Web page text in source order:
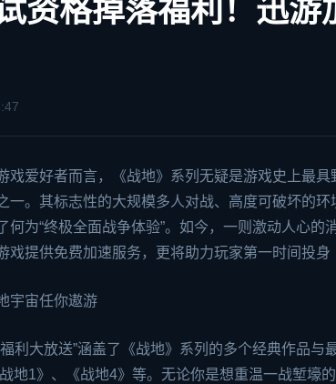
资格掉落福利！迅
戏爱好者而言，《战地》系列无疑是游戏史上最
一。其标志性的大规模多人对战、高度可破坏的
何为“终极全面战争体验”。如今，一则激动人心
戏提供免费加速服务，更将助力玩家第一时间投身
宇宙任你遨游
福利大放送”涵盖了《战地》系列的多个经典作品
地1》、《战地4》等。无论你是想重温一战堑壕